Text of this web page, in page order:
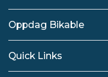
Oppdag Bikable
Quick Links